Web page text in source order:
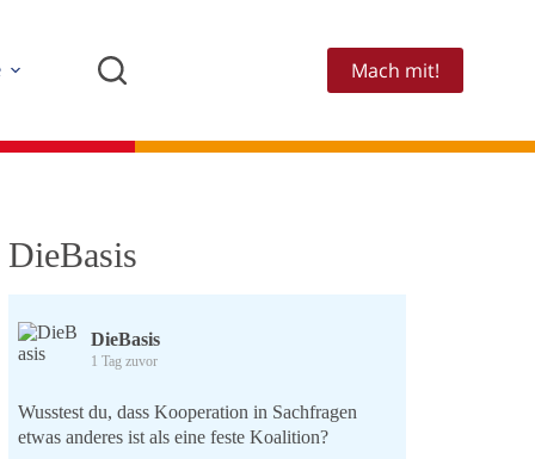
Mach mit!
DieBasis
DieBasis
1 Tag zuvor
Wusstest du, dass Kooperation in Sachfragen
etwas anderes ist als eine feste Koalition?